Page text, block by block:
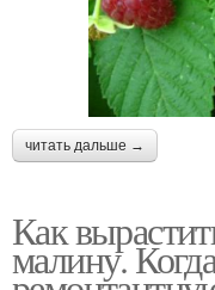
читать дальше →
Как
малину.